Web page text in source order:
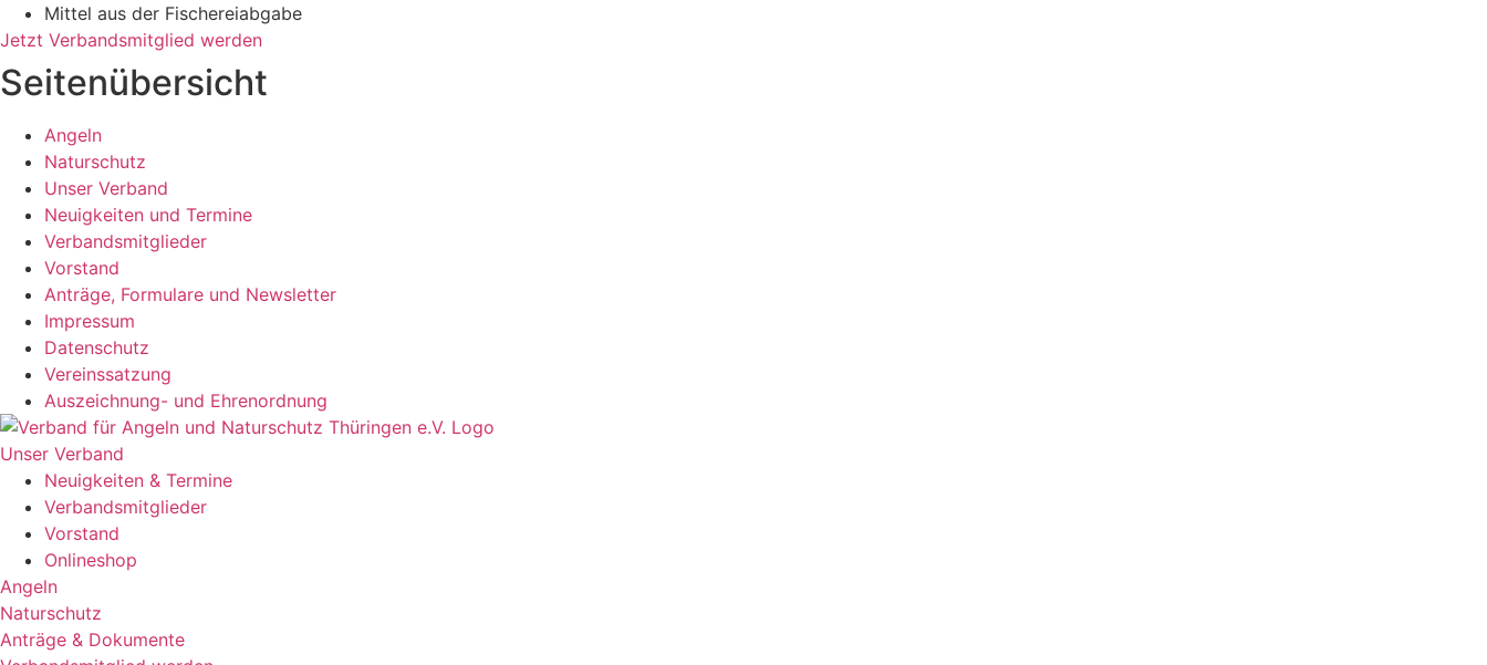
Mittel aus der Fischereiabgabe
Jetzt Verbandsmitglied werden
Seitenübersicht
Angeln
Naturschutz
Unser Verband
Neuigkeiten und Termine
Verbandsmitglieder
Vorstand
Anträge, Formulare und Newsletter
Impressum
Datenschutz
Vereinssatzung
Auszeichnung- und Ehrenordnung
Unser Verband
Neuigkeiten & Termine
Verbandsmitglieder
Vorstand
Onlineshop
Angeln
Naturschutz
Anträge & Dokumente